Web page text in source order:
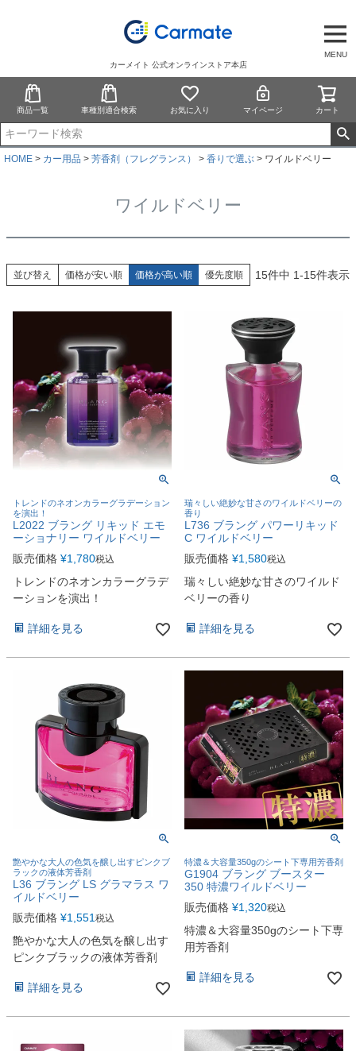
MENU
カーメイト 公式オンラインストア本店
商品一覧 車種別適合検索 お気に入り マイページ カート
HOME カー用品 芳香剤（フレグランス） 香りで選ぶ ワイルドベリー
ワイルドベリー
並び替え 価格が安い順 価格が高い順 優先度順 15件中 1-15件表示
トレンドのネオンカラーグラデーション
を演出！
L2022 ブラング リキッド エモ
ーショナリー ワイルドベリー
販売価格 ¥1,780税込
トレンドのネオンカラーグラデ
ーションを演出！
詳細を見る
瑞々しい絶妙な甘さのワイルドベリーの
香り
L736 ブラング パワーリキッド
C ワイルドベリー
販売価格 ¥1,580税込
瑞々しい絶妙な甘さのワイルド
ベリーの香り
詳細を見る
艶やかな大人の色気を醸し出すピンクブ
ラックの液体芳香剤
L36 ブラング LS グラマラス ワ
イルドベリー
販売価格 ¥1,551税込
艶やかな大人の色気を醸し出す
ピンクブラックの液体芳香剤
詳細を見る
特濃＆大容量350gのシート下専用芳香剤
G1904 ブラング ブースター
350 特濃ワイルドベリー
販売価格 ¥1,320税込
特濃＆大容量350gのシート下専
用芳香剤
詳細を見る